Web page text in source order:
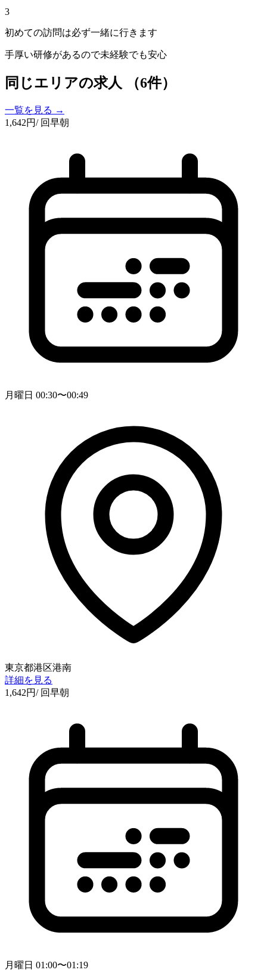
3
初めての訪問は必ず一緒に行きます
手厚い研修があるので未経験でも安心
同じエリアの求人 （6件）
一覧を見る →
1,642円/ 回早朝
月曜日 00:30〜00:49
東京都港区港南
詳細を見る
1,642円/ 回早朝
月曜日 01:00〜01:19